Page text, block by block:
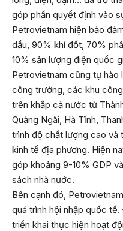
góp phần quyết định vào
Petrovietnam hiện bảo
dầu, 90% khí đốt, 70%
10% sản lượng điện quốc
Petrovietnam cũng tự hào
công trường, các khu
trên khắp cả nước từ
Quảng Ngãi, Hà Tĩnh,
trình độ chất lượng cao và
kinh tế địa phương. Hiện
góp khoảng 9-10% GDP
sách nhà nước.
Bên cạnh đó,
quá trình hội nhập quốc
triển khai thực hiện hoạt